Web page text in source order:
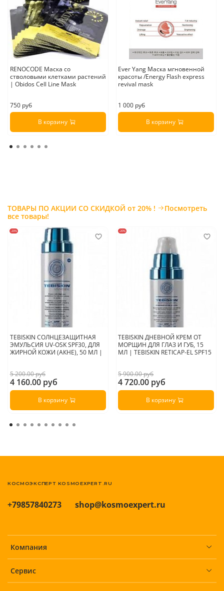
RENOCODE Маска со
стволовыми клетками растений
| Obidos Cell Line Mask
750 руб
В корзину
Ever Yang Маска мгновенной
красоты /Energy Flash express
revival mask
1 000 руб
В корзину
ТОВАРЫ ПО АКЦИИ СО СКИДКОЙ от 20% !
Посмотреть
все товары!
-20%
TEBISKIN СОЛНЦЕЗАЩИТНАЯ
ЭМУЛЬСИЯ UV-OSK SPF30, ДЛЯ
ЖИРНОЙ КОЖИ (АКНЕ), 50 МЛ |
5 200.00 руб
4 160.00 руб
В корзину
-20%
TEBISKIN ДНЕВНОЙ КРЕМ ОТ
МОРЩИН ДЛЯ ГЛАЗ И ГУБ, 15
МЛ | TEBISKIN RETICAP-EL SPF15
5 900.00 руб
4 720.00 руб
В корзину
Компания
Сервис
+79857840273 shop@kosmoexpert.ru
КОСМОЭКСПЕРТ KOSMOEXPERT.RU